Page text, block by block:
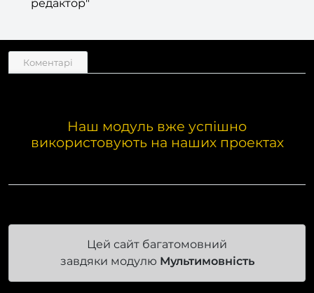
редактор"
Коментарі
Наш модуль вже успішно
використовують на наших проектах
Цей сайт багатомовний
завдяки модулю Мультимовність